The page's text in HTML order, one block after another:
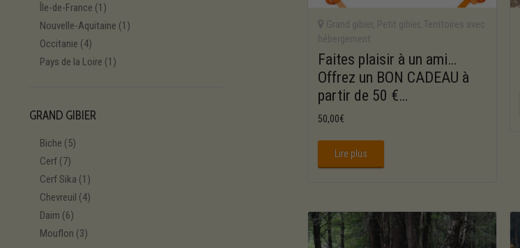
Grand gibier, Petit gibier,Territoires avec
hébergement
Faites plaisir à un ami…
Offrez un BON CADEAU à
partir de 50 €…
50,00€
Lire plus
Île-de-France (1)
Nouvelle-Aquitaine (1)
Occitanie (4)
Pays de la Loire (1)
GRAND GIBIER
Biche (5)
Cerf (7)
Cerf Sika (1)
Chevreuil (4)
Daim (6)
Mouflon (3)